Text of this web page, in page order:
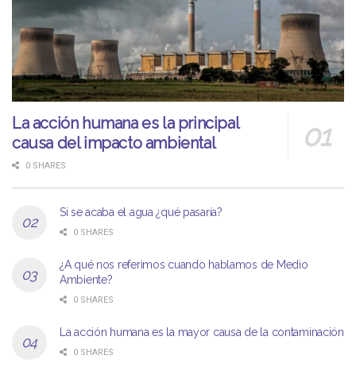
La acción humana es la principal
causa del impacto ambiental
0 SHARES
Si se acaba el agua ¿qué pasaría?
0 SHARES
¿A qué nos referimos cuando hablamos de Medio
Ambiente?
0 SHARES
La acción humana es la mayor causa de la contaminación
0 SHARES